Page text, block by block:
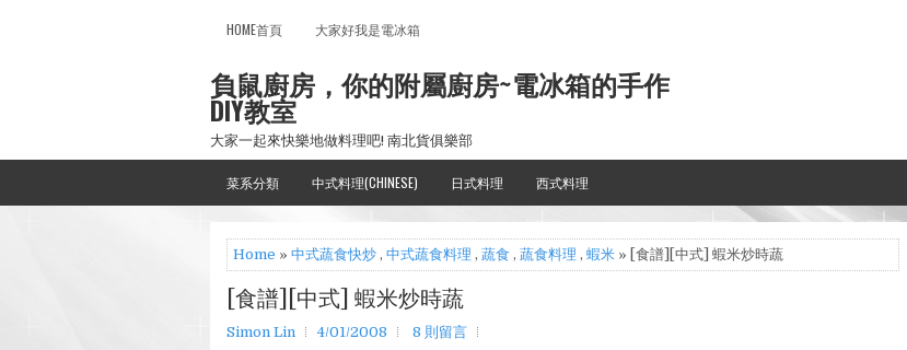
HOME首頁 大家好我是電冰箱
負鼠廚房，你的附屬廚房~電冰箱的手作
DIY教室
大家一起來快樂地做料理吧! 南北貨俱樂部
菜系分類 中式料理(CHINESE) 日式料理 西式料理
Home » 中式蔬食快炒 , 中式蔬食料理 , 蔬食 , 蔬食料理 , 蝦米 » [食譜][中式] 蝦米炒時蔬
[食譜][中式] 蝦米炒時蔬
Simon Lin 4/01/2008 8 則留言